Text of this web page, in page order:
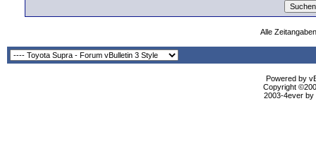
Alle
Powered by
Copyright
2003-4ever by